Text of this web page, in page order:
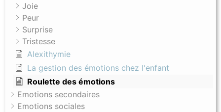
Joie
Peur
Surprise
Tristesse
Alexithymie
La gestion des émotions chez l'enfant
Roulette des émotions
Emotions secondaires
Emotions sociales